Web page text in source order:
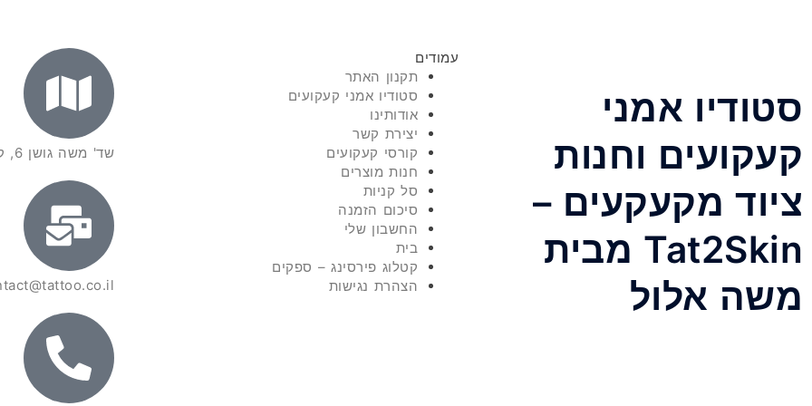
סטודיו אמני
קעקועים וחנות
ציוד מקעקעים –
Tat2Skin מבית
משה אלול
עמודים
תקנון האתר
סטודיו אמני קעקועים
אודותינו
יצירת קשר
קורסי קעקועים
חנות מוצרים
סל קניות
סיכום הזמנה
החשבון שלי
בית
קטלוג פירסינג – ספקים
הצהרת נגישות
שד' משה גושן 6, קרית מוצקין